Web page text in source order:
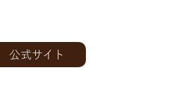
公式サイト